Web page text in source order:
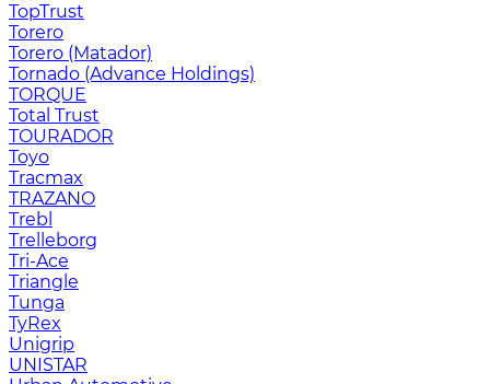
TopTrust
Torero
Torero (Matador)
Tornado (Advance Holdings)
TORQUE
Total Trust
TOURADOR
Toyo
Tracmax
TRAZANO
Trebl
Trelleborg
Tri-Ace
Triangle
Tunga
TyRex
Unigrip
UNISTAR